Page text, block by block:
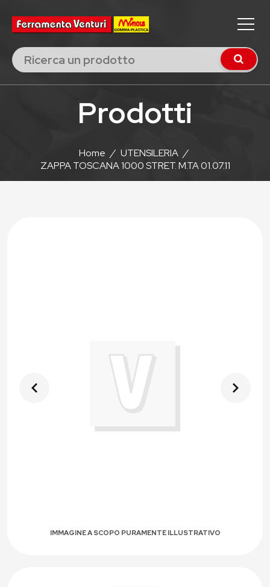
Prodotti
Home / UTENSILERIA /
ZAPPA TOSCANA 1000 STRET. M.TA 01.07.11
IMMAGINE A SCOPO PURAMENTE ILLUSTRATIVO